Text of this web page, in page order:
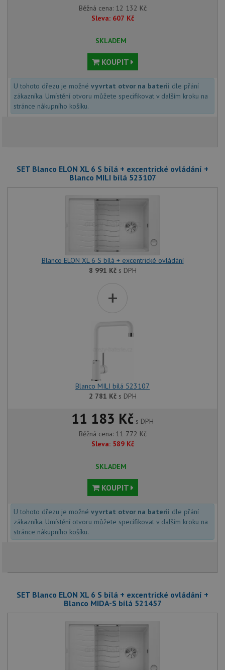
Běžná cena: 12 132 Kč
Sleva: 607 Kč
SKLADEM
KOUPIT
U tohoto dřezu je možné vyvrtat otvor na baterii dle přání
zákazníka. Umístění otvoru můžete specifikovat v dalším kroku na
stránce nákupního košíku.
SET Blanco ELON XL 6 S bílá + excentrické ovládání +
Blanco MILI bílá 523107
Blanco ELON XL 6 S bílá + excentrické ovládání
8 991 Kčs DPH
+
Blanco MILI bílá 523107
2 781 Kčs DPH
11 183 Kč s DPH
Běžná cena: 11 772 Kč
Sleva: 589 Kč
SKLADEM
KOUPIT
U tohoto dřezu je možné vyvrtat otvor na baterii dle přání
zákazníka. Umístění otvoru můžete specifikovat v dalším kroku na
stránce nákupního košíku.
SET Blanco ELON XL 6 S bílá + excentrické ovládání +
Blanco MIDA-S bílá 521457